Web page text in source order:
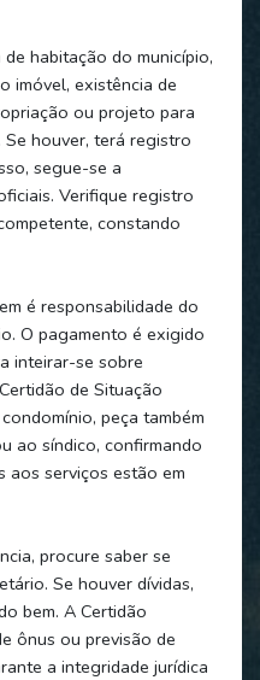
habitação do município,
imóvel, existência de
ou projeto para
houver, terá registro
segue-se a
Verifique registro
constando
é responsabilidade do
O pagamento é exigido
inteirar-se sobre
de Situação
peça também
ao síndico, confirmando
aos serviços estão em
procure saber se
Se houver dívidas,
bem. A Certidão
ônus ou previsão de
a integridade jurídica